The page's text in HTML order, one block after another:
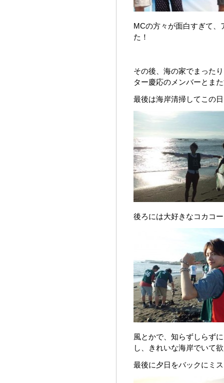
MCの方々が面白すぎて、
た！
その後、海の家でまった
ター慶応のメンバーとま
最後は海岸清掃してこの
後ろには大好きなコカコ
風とかで、知らずしらず
し、きれいな海岸でいて
最後に夕日をバックにミ